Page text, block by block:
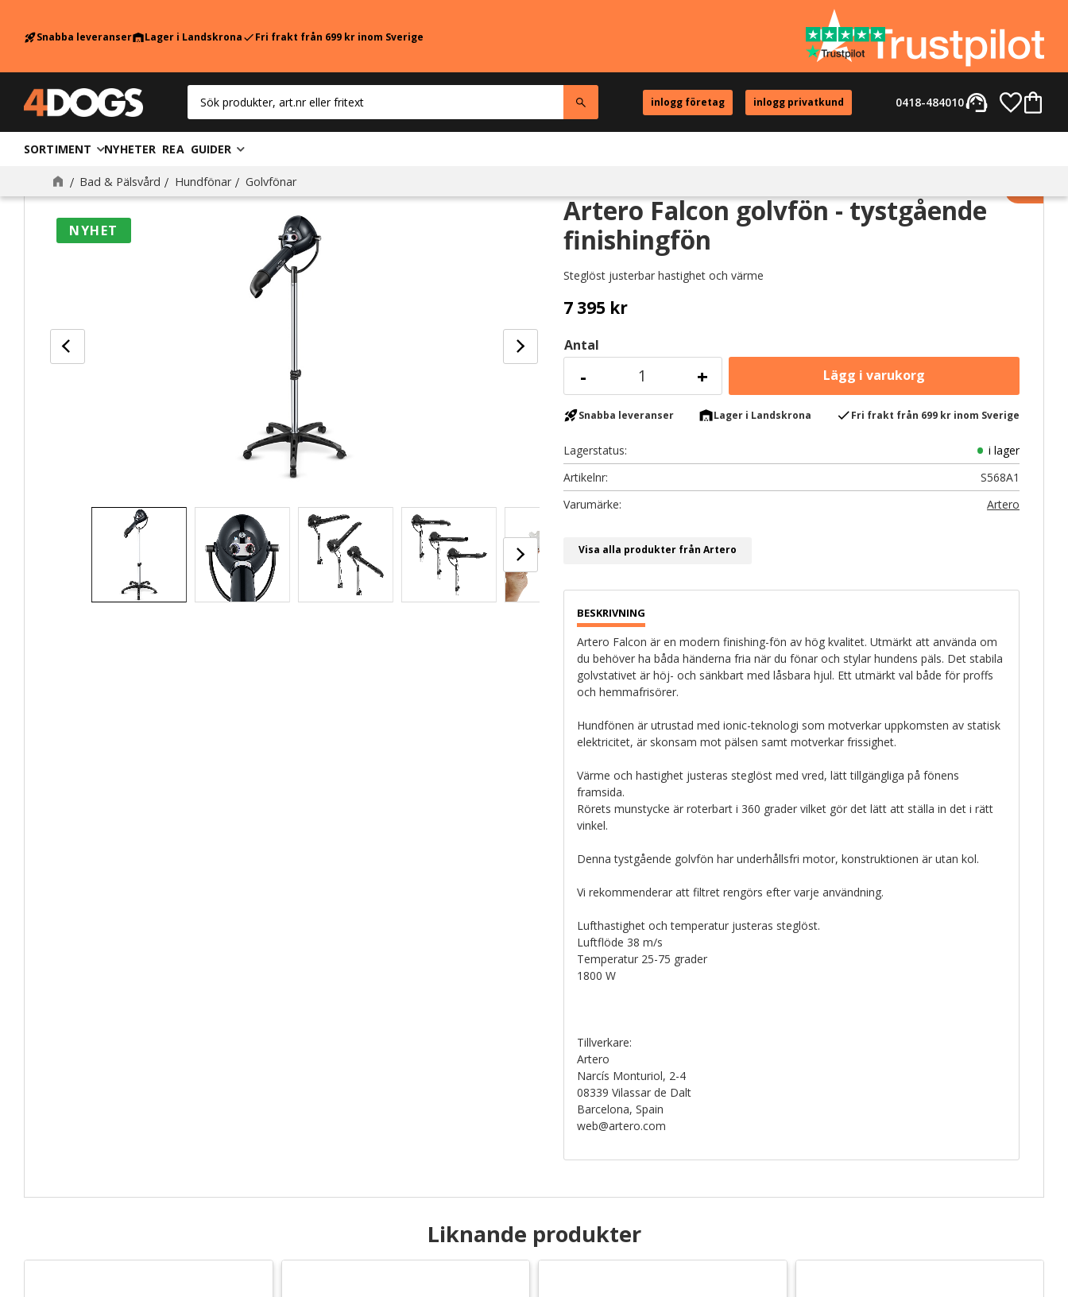
rocket_launchSnabba leveranserwarehouseLager i LandskronacheckFri frakt från 699 kr inom Sverige
inlogg företag inlogg privatkund support_agent
0418-484010
SORTIMENT NYHETER REA GUIDER
Bad & Pälsvård Hundfönar Golvfönar
Artero Falcon golvfön - tystgående
finishingfön
Steglöst justerbar hastighet och värme
NYHET
7 395kr
Antal
+
-
Lägg
rocket_launchSnabba leveranser warehouseLager i Landskrona checkFri frakt från 699 kr inom Sverige
Lagerstatus
i lager
Artikelnr
S568A1
Artero
Visa alla produkter från Artero
Artero Falcon är en modern finishing-fön av hög kvalitet. Utmärkt att använda om
du behöver ha båda händerna fria när du fönar och stylar hundens päls. Det stabila
golvstativet är höj- och sänkbart med låsbara hjul. Ett utmärkt val både för proffs
och hemmafrisörer.
Hundfönen är utrustad med ionic-teknologi som motverkar uppkomsten av statisk
elektricitet, är skonsam mot pälsen samt motverkar frissighet.
Värme och hastighet justeras steglöst med vred, lätt tillgängliga på fönens
framsida.
Rörets munstycke är roterbart i 360 grader vilket gör det lätt att ställa in det i rätt
vinkel.
Denna tystgående golvfön har underhållsfri motor, konstruktionen är utan kol.
Vi rekommenderar att filtret rengörs efter varje användning.
Lufthastighet och temperatur justeras steglöst.
Luftflöde 38 m/s
Temperatur 25-75 grader
1800 W
Tillverkare:
Artero
Narcís Monturiol, 2-4
08339 Vilassar de Dalt
Barcelona, Spain
web@artero.com
Liknande produkter